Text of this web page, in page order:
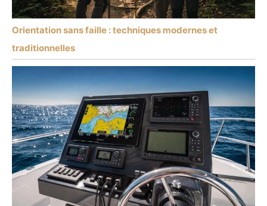
Orientation sans faille : techniques modernes et
traditionnelles